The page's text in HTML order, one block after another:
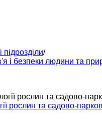
підрозділи/
і безпеки людини та
рослин та садово-